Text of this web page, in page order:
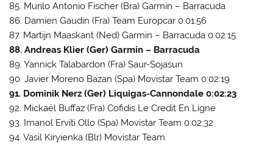
85. Murilo Antonio Fischer (Bra) Garmin – Barracuda
86. Damien Gaudin (Fra) Team Europcar 0:01:56
87. Martijn Maaskant (Ned) Garmin – Barracuda 0:02:15
88. Andreas Klier (Ger) Garmin – Barracuda
89. Yannick Talabardon (Fra) Saur-Sojasun
90. Javier Moreno Bazan (Spa) Movistar Team 0:02:19
91. Dominik Nerz (Ger) Liquigas-Cannondale 0:02:23
92. Mickaël Buffaz (Fra) Cofidis Le Credit En Ligne
93. Imanol Erviti Ollo (Spa) Movistar Team 0:02:32
94. Vasil Kiryienka (Blr) Movistar Team